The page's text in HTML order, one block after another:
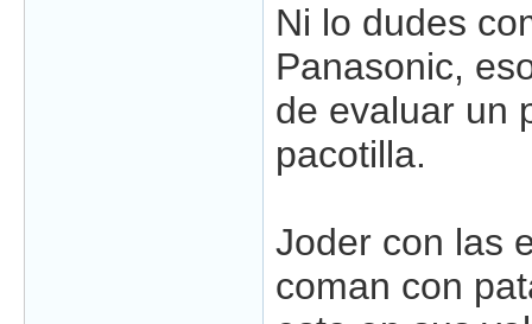
Ni lo dudes
Panasonic,
de evaluar un
pacotilla.
Joder con las
coman con